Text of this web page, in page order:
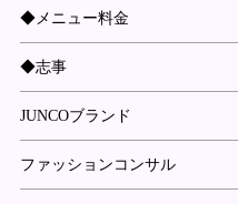
◆メニュー料金
◆志事
JUNCOブランド
ファッションコンサル